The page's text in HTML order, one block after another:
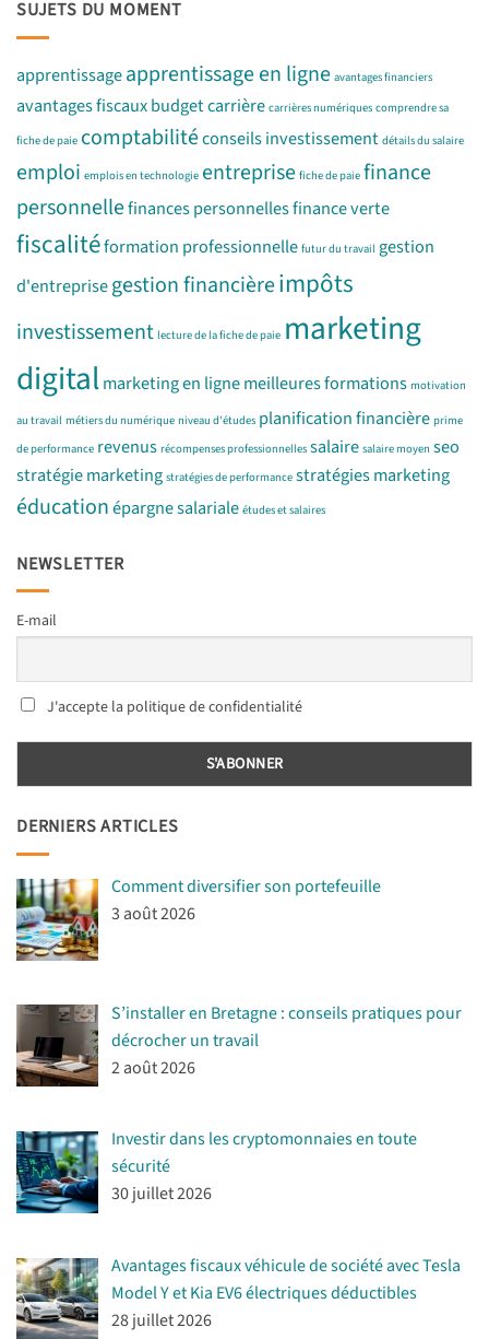
SUJETS DU MOMENT
apprentissageapprentissage en ligne avantages financiers
avantages fiscauxbudgetcarrière carrières numériques comprendre sa
fiche de paie comptabilitéconseils investissement détails du salaire
emploi emplois en technologie entreprise fiche de paie finance
personnellefinances personnellesfinance verte
fiscalitéformation professionnelle futur du travail gestion
d'entreprisegestion financièreimpôts
investissement lecture de la fiche de paie marketing
digitalmarketing en lignemeilleures formations motivation
au travail métiers du numérique niveau d'études planification financière prime
de performance revenus récompenses professionnelles salaire salaire moyen seo
stratégie marketing stratégies de performance stratégies marketing
éducationépargne salariale études et salaires
NEWSLETTER
E-mail
J'accepte la politique de confidentialité
DERNIERS ARTICLES
Comment diversifier son portefeuille
3 août 2026
S’installer en Bretagne : conseils pratiques pour
décrocher un travail
2 août 2026
Investir dans les cryptomonnaies en toute
sécurité
30 juillet 2026
Avantages fiscaux véhicule de société avec Tesla
Model Y et Kia EV6 électriques déductibles
28 juillet 2026